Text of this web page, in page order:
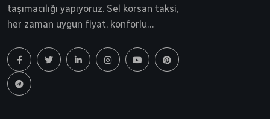
taşımacılığı yapıyoruz. Sel korsan taksi,
her zaman uygun fiyat, konforlu
ödün vermeden yollarda ilerlemektedir.
İstanbul korsan taksi, Sel Transfer 30
yılı aşkın bir süredir siz ve sevdiklerinizi